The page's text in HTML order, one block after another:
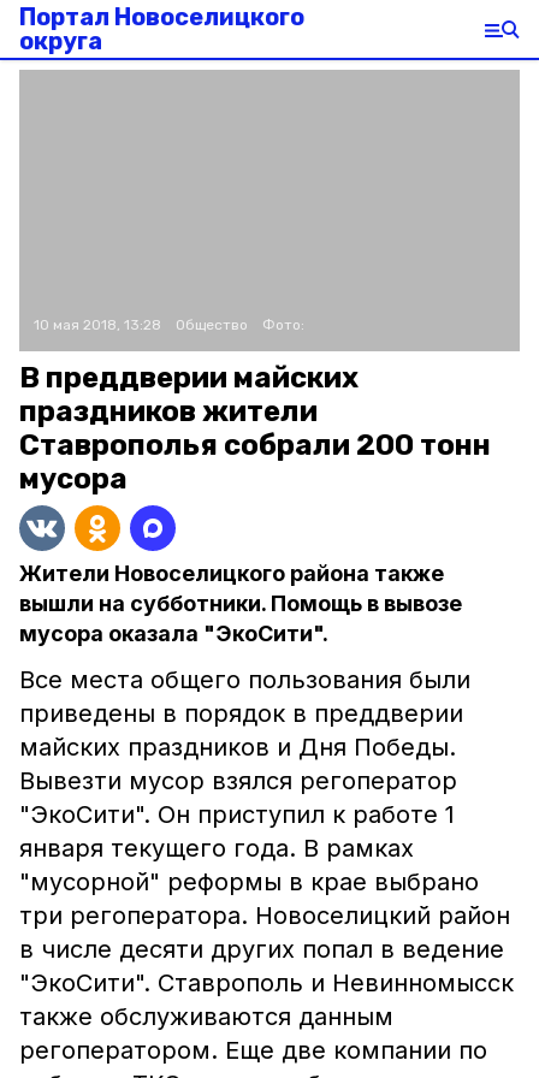
Портал Новоселицкого
округа
10 мая 2018, 13:28 Общество Фото:
В преддверии майских
праздников жители
Ставрополья собрали 200 тонн
мусора
Жители Новоселицкого района также
вышли на субботники. Помощь в вывозе
мусора оказала "ЭкоСити".
Все места общего пользования были
приведены в порядок в преддверии
майских праздников и Дня Победы.
Вывезти мусор взялся регоператор
"ЭкоСити". Он приступил к работе 1
января текущего года. В рамках
"мусорной" реформы в крае выбрано
три регоператора. Новоселицкий район
в числе десяти других попал в ведение
"ЭкоСити". Ставрополь и Невинномысск
также обслуживаются данным
регоператором. Еще две компании по